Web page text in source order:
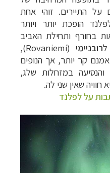
על התיירים. זוהי אחת
הופכת יותר ויותר
בחורף ותחילת האביב
לרובניימי (
Rovaniemi
),
קר יותר, אך הנופים
והנסיעה במזחלות שלג,
חוויה שאין שני לה.
על לפלנד